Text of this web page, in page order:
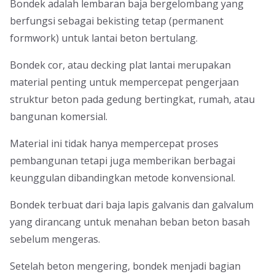
Bondek adalah lembaran baja bergelombang yang
berfungsi sebagai bekisting tetap (permanent
formwork) untuk lantai beton bertulang.
Bondek cor, atau decking plat lantai merupakan
material penting untuk mempercepat pengerjaan
struktur beton pada gedung bertingkat, rumah, atau
bangunan komersial.
Material ini tidak hanya mempercepat proses
pembangunan tetapi juga memberikan berbagai
keunggulan dibandingkan metode konvensional.
Bondek terbuat dari baja lapis galvanis dan galvalum
yang dirancang untuk menahan beban beton basah
sebelum mengeras.
Setelah beton mengering, bondek menjadi bagian